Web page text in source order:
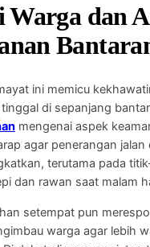
Warga dan
ini memicu
di sepanjang
mengenai aspek
agar penerangan jalan
terutama pada
dan rawan saat malam
setempat pun
warga agar lebih